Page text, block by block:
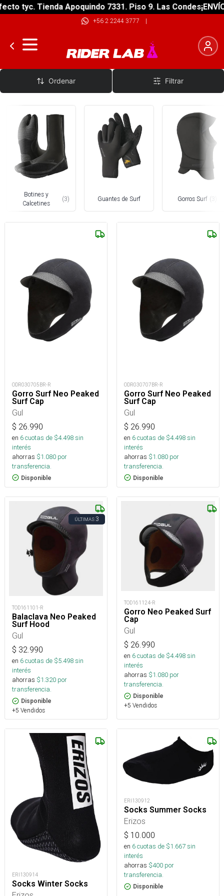
tyc. Tienda Apoquindo 7331. Piso 9. Las Condes
+56 2 2244 3777 |
Gorros, Guantes y Botines
Ordenar Filtrar
Botines y
Calcetines
(3) Guantes de Surf Gorros Surf ( 3
ODR030705BR-R
Gorro Surf Neo Peaked
Surf Cap
Gul
$ 26.990
en 6cuotas de $4.498sin
interés
ahorras $1.080 por
transferencia.
Disponible
ODR030707BR-R
Gorro Surf Neo Peaked
Surf Cap
Gul
$ 26.990
en 6cuotas de $4.498sin
interés
ahorras $1.080 por
transferencia.
Disponible
ÚLTIMAS3
TOD161101-R
Balaclava Neo Peaked
Surf Hood
Gul
$ 32.990
en 6cuotas de $5.498sin
interés
ahorras $1.320 por
transferencia.
Disponible
+5 Vendidos
TOD161124-R
Gorro Neo Peaked Surf
Cap
Gul
$ 26.990
en 6cuotas de $4.498sin
interés
ahorras $1.080 por
transferencia.
Disponible
+5 Vendidos
ERI130914
Socks Winter Socks
ERI130912
Socks Summer Socks
Erizos
$ 10.000
en 6cuotas de $1.667sin
interés
ahorras $400 por
transferencia.
Disponible